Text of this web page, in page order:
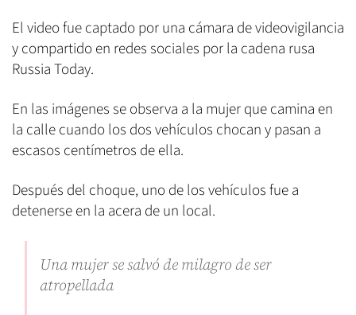
El video fue captado por una cámara de videovigilancia
y compartido en redes sociales por la cadena rusa
Russia Today.
En las imágenes se observa a la mujer que camina en
la calle cuando los dos vehículos chocan y pasan a
escasos centímetros de ella.
Después del choque, uno de los vehículos fue a
detenerse en la acera de un local.
Una mujer se salvó de milagro de ser
atropellada